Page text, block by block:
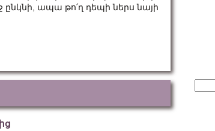
ընկնի, ապա թո՛ղ դեպի ներս նայի
for: